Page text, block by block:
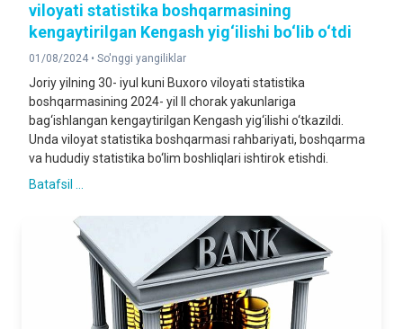
viloyati statistika boshqarmasining
kengaytirilgan Kengash yig‘ilishi bo‘lib o‘tdi
01/08/2024 • So'nggi yangiliklar
Joriy yilning 30- iyul kuni Buxoro viloyati statistika
boshqarmasining 2024- yil II chorak yakunlariga
bag‘ishlangan kengaytirilgan Kengash yig‘ilishi o‘tkazildi.
Unda viloyat statistika boshqarmasi rahbariyati, boshqarma
va hududiy statistika bo‘lim boshliqlari ishtirok etishdi.
Batafsil ...